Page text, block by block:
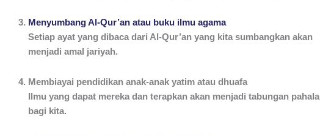
Menyumbang Al-Qur’an atau buku ilmu agama
Setiap ayat yang dibaca dari Al-Qur’an yang kita sumbangkan akan
menjadi amal jariyah.
Membiayai pendidikan anak-anak yatim atau dhuafa
Ilmu yang dapat mereka dan terapkan akan menjadi tabungan pahala
bagi kita.